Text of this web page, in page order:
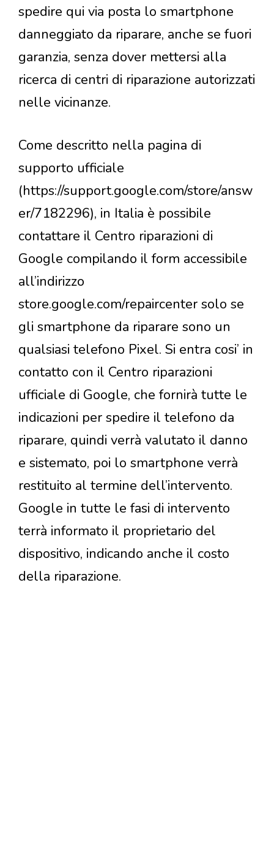
spedire qui via posta lo smartphone
danneggiato da riparare, anche se fuori
garanzia, senza dover mettersi alla
ricerca di centri di riparazione autorizzati
nelle vicinanze.
Come descritto nella pagina di
supporto ufficiale
(https://support.google.com/store/answ
er/7182296), in Italia è possibile
contattare il Centro riparazioni di
Google compilando il form accessibile
all’indirizzo
store.google.com/repaircenter solo se
gli smartphone da riparare sono un
qualsiasi telefono Pixel. Si entra cosi’ in
contatto con il Centro riparazioni
ufficiale di Google, che fornirà tutte le
indicazioni per spedire il telefono da
riparare, quindi verrà valutato il danno
e sistemato, poi lo smartphone verrà
restituito al termine dell’intervento.
Google in tutte le fasi di intervento
terrà informato il proprietario del
dispositivo, indicando anche il costo
della riparazione.